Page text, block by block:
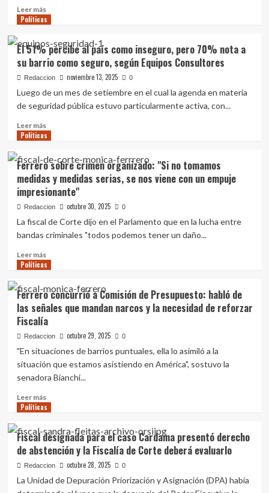
fue
paraíso",
afirmó
Orsi
sobre
situación
en
que
recibió
el
país
Leer másLeer
más
Tribunal
revocó
condena
al
exintendente
Bascou
la
fiscal
se
hizo
fuera
Políticas
El 51% percibe al país como inseguro, pero 70% nota a
su barrio como seguro, según Equipos Consultores
Redaccion noviembre 13, 2025 0
Luego de un mes de setiembre en el cual la agenda en materia
de seguridad pública estuvo particularmente activa, con...
Leer másLeer
más
El
51%
percibe
al
país
inseguro,
pero
nota
a
barrio
como
seguro,
Equipos
Consultores
Políticas
Ferrero sobre crimen organizado: "Si no tomamos
medidas y medidas serias, se nos viene con un empuje
impresionante"
Redaccion octubre 30, 2025 0
La fiscal de Corte dijo en el Parlamento que en la lucha entre
bandas criminales "todos podemos tener un daño...
Leer másLeer
más
Ferrero
sobre
crimen
organizado:
"Si
tomamos
medidas
y
serias,
se
con
un
impresionante"
Políticas
Ferrero concurrió a Comisión de Presupuesto: habló de
las señales que mandan narcos y la necesidad de reforzar
Fiscalía
Redaccion octubre 29, 2025 0
"En situaciones de barrios puntuales, ella lo asimiló a la
situación que estamos asistiendo en América", sostuvo la
senadora Bianchi...
Leer másLeer
más
Ferrero
concurrió
a
Comisión
de
Presupuesto:
Políticas
Fiscal designada para el caso Cardama presentó derecho
de abstención y la Fiscalía de Corte deberá evaluarlo
Redaccion octubre 28, 2025 0
La Unidad de Depuración Priorización y Asignación (DPA) había